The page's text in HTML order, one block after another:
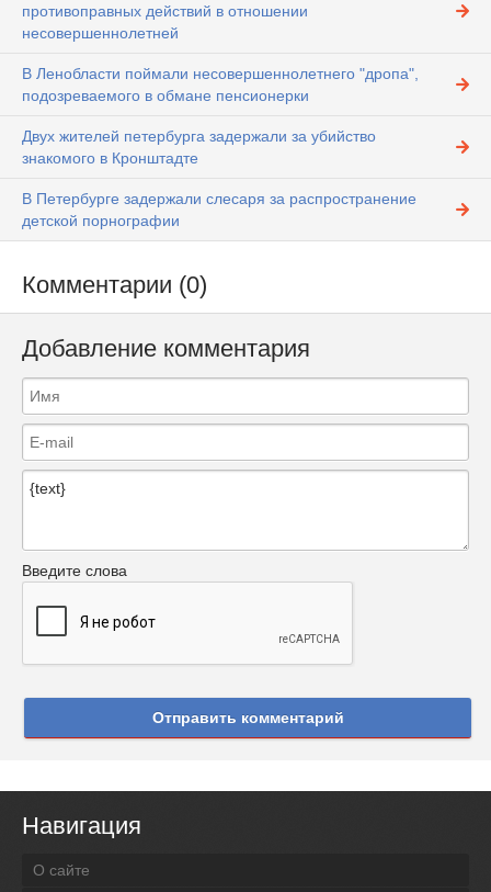
противоправных действий в отношении
несовершеннолетней
В Ленобласти поймали несовершеннолетнего "дропа",
подозреваемого в обмане пенсионерки
Двух жителей петербурга задержали за убийство
знакомого в Кронштадте
В Петербурге задержали слесаря за распространение
детской порнографии
Комментарии (0)
Добавление комментария
Введите слова
Отправить комментарий
Навигация
О сайте